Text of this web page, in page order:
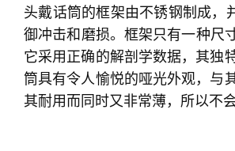
头戴话筒的框架由不锈钢制成，
御冲击和磨损。框架只有一种尺
它采用正确的解剖学数据，其独
筒具有令人愉悦的哑光外观，与
其耐用而同时又非常薄，所以不